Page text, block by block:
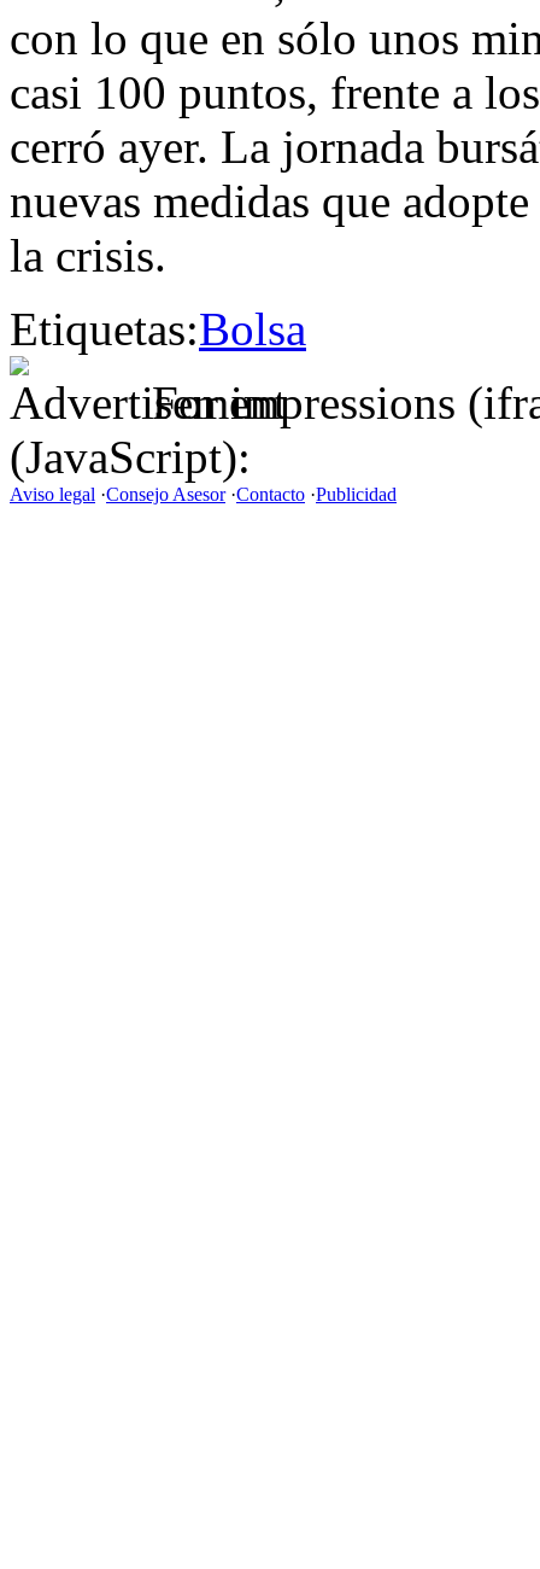
con lo que en sólo unos
casi 100 puntos, frente a
cerró ayer. La jornada
nuevas medidas que
la crisis.
Etiquetas:Bolsa
For impressions
(JavaScript):
Aviso legal ·Consejo Asesor·Contacto ·Publicidad